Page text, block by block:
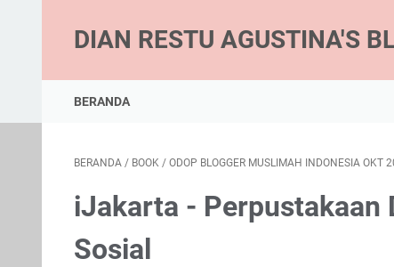
DIAN RESTU AGUSTINA'S
BERANDA
BERANDA / BOOK / ODOP BLOGGER MUSLIMAH INDONESIA OKT
iJakarta - Perpustakaan
Sosial